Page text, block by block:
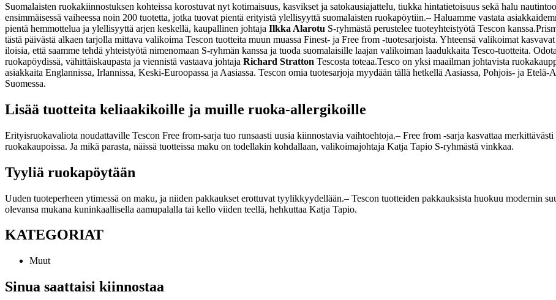
Suomalaisten ruokakiinnostuksen kohteissa korostuvat nyt kotimaisuus, kasvikset ja satokausiajattelu, tiukka hintatietoisuus sekä halu
ensimmäisessä vaiheessa noin 200 tuotetta, jotka tuovat pientä erityistä ylellisyyttä suomalaisten ruokapöytiin.– Haluamme vastata
pientä hemmottelua ja ylellisyyttä arjen keskellä, kaupallinen johtaja Ilkka Alarotu S-ryhmästä perustelee tuoteyhteistyötä Tescon kanssa.
tästä päivästä alkaen tarjolla mittava valikoima Tescon tuotteita muun muassa Finest- ja Free from -tuotesarjoista. Yhteensä valikoimat
iloisia, että saamme tehdä yhteistyötä nimenomaan S-ryhmän kanssa ja tuoda suomalaisille laajan valikoiman laadukkaita Tesco-tuotteita.
ruokapöydissä, vähittäiskaupasta ja viennistä vastaava johtaja Richard Stratton Tescosta toteaa.Tesco on yksi maailman johtavista
asiakkaita Englannissa, Irlannissa, Keski-Euroopassa ja Aasiassa. Tescon omia tuotesarjoja myydään tällä hetkellä Aasiassa, Pohjois- ja
Suomessa.
Lisää tuotteita keliaakikoille ja muille ruoka-allergikoille
Erityisruokavaliota noudattaville Tescon Free from-sarja tuo runsaasti uusia kiinnostavia vaihtoehtoja.– Free from -sarja kasvattaa
ruokakaupoissa. Ja mikä parasta, näissä tuotteissa maku on todellakin kohdallaan, valikoimajohtaja Katja Tapio S-ryhmästä vinkkaa.
Tyyliä ruokapöytään
Uuden tuoteperheen ytimessä on maku, ja niiden pakkaukset erottuvat tyylikkyydellään.– Tescon tuotteiden pakkauksista huokuu modernin
olevansa mukana kuninkaallisella aamupalalla tai kello viiden teellä, hehkuttaa Katja Tapio.
KATEGORIAT
Muut
Sinua saattaisi kiinnostaa